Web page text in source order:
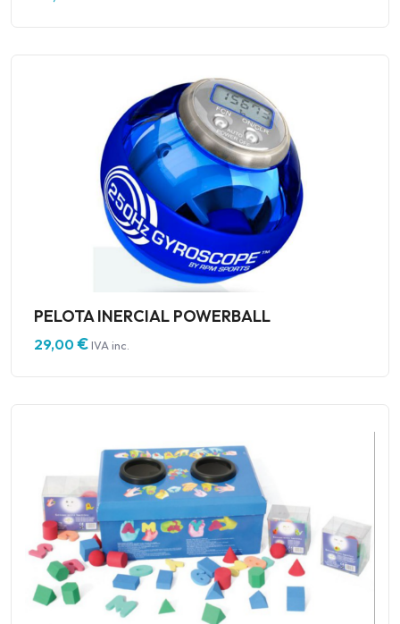
PELOTA INERCIAL POWERBALL
29,00€IVA inc.